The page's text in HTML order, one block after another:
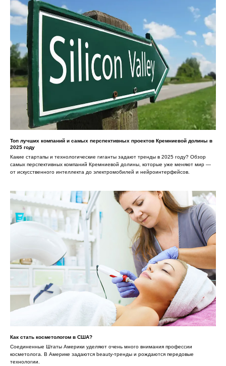
Топ лучших компаний и самых перспективных проектов Кремниевой долины в
2025 году
Какие стартапы и технологические гиганты задают тренды в 2025 году? Обзор
самых перспективных компаний Кремниевой долины, которые уже меняют мир —
от искусственного интеллекта до электромобилей и нейроинтерфейсов.
Как стать косметологом в США?
Соединенные Штаты Америки уделяют очень много внимания профессии
косметолога. В Америке задаются beauty-тренды и рождаются передовые
технологии.